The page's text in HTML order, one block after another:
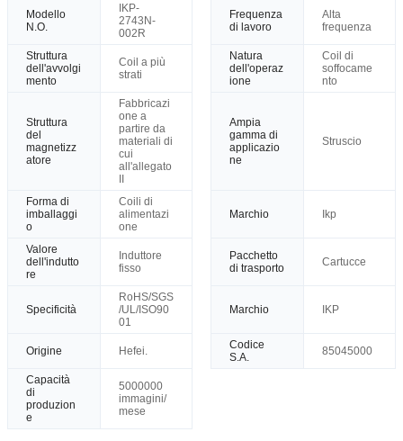
Modello
N.O.
IKP-
2743N-
002R
Frequenza
di lavoro
Alta
frequenza
Struttura
dell'avvolgi
mento
Coil a più
strati
Natura
dell'operaz
ione
Coil di
soffocame
nto
Struttura
del
magnetizz
atore
Fabbricazi
one a
partire da
materiali di
cui
all'allegato
II
Ampia
gamma di
applicazio
ne
Struscio
Forma di
imballaggi
o
Coili di
alimentazi
one
Marchio Ikp
Valore
dell'indutto
re
Induttore
fisso
Pacchetto
di trasporto
Cartucce
Specificità
RoHS/SGS
/UL/ISO90
01
Marchio IKP
Origine Hefei.
Codice
S.A.
85045000
Capacità
di
produzion
e
5000000
immagini/
mese